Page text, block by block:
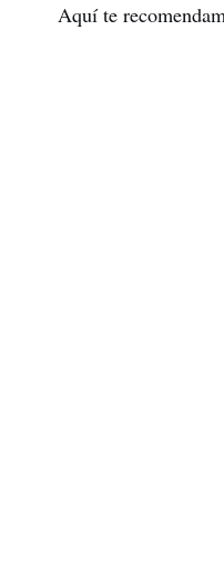
Aquí te